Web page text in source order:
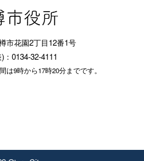
市花園2丁目12番1号
：0134-32-4111
9時から17時20分までです。